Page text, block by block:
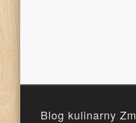
Blog kulinarny